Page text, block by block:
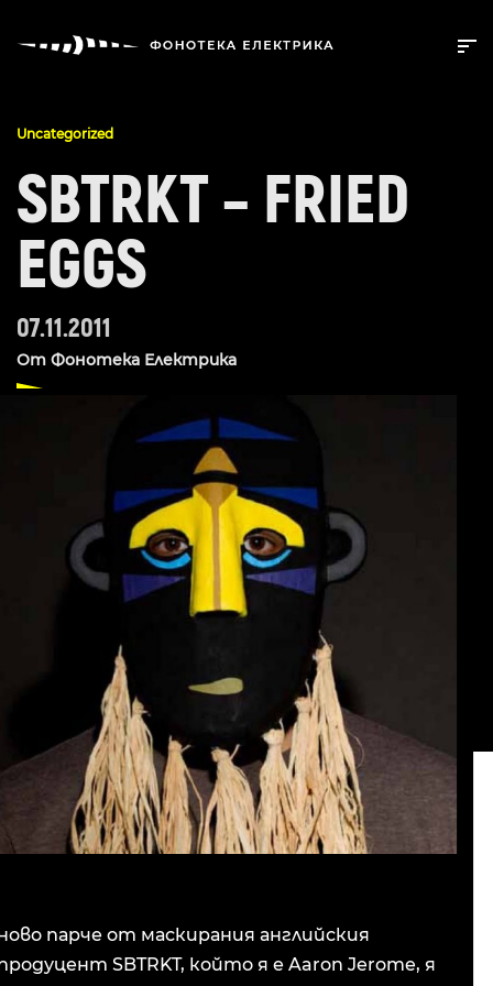
Uncategorized
SBTRKT – FRIED
EGGS
07.11.2011
От Фонотека Електрика
парче от маскирания английския
SBTRKT, който я е Aaron Jerome, я